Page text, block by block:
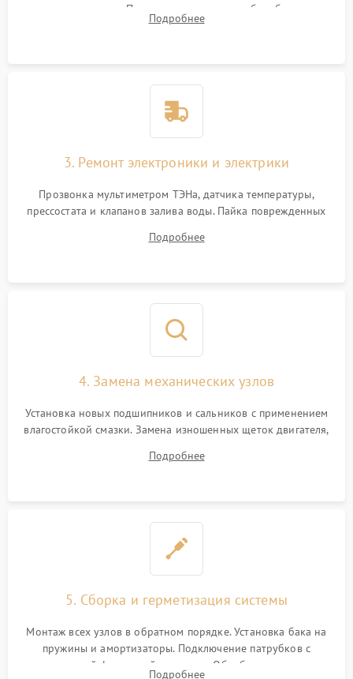
амортизаторов. Проверка подшипников барабана и
крестовины на износ, а манжеты люка на разрывы.
Подробнее
3. Ремонт электроники и электрики
Прозвонка мультиметром ТЭНа, датчика температуры,
прессостата и клапанов залива воды. Пайка поврежденных
Восстановление целостности проводки и контактов.
Подробнее
4. Замена механических узлов
Установка новых подшипников и сальников с применением
влагостойкой смазки. Замена изношенных щеток двигателя,
или поврежденной резиновой манжеты.
Подробнее
5. Сборка и герметизация системы
Монтаж всех узлов в обратном порядке. Установка бака на
пружины и амортизаторы. Подключение патрубков с
надежной фиксацией хомутами. Обработка стыков
Подробнее